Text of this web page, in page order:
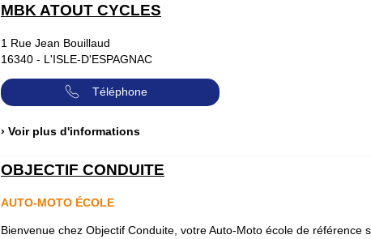
MBK ATOUT CYCLES
1 Rue Jean Bouillaud
16340 - L'ISLE-D'ESPAGNAC
Téléphone
› Voir plus d'informations
OBJECTIF CONDUITE
AUTO-MOTO ÉCOLE
Bienvenue chez Objectif Conduite, votre Auto-Moto école de référence